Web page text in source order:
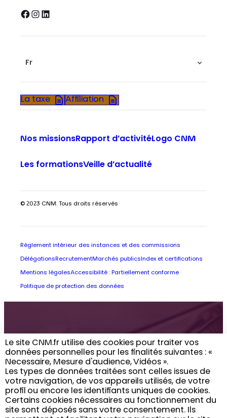
Le site CNM.fr utilise des cookies pour traiter vos
données personnelles pour les finalités suivantes : «
Necessaire, Mesure d'audience, Vidéos ». ​
Les types de données traitées sont celles issues de
votre navigation, de vos appareils utilisés, de votre
profil ou encore les identifiants uniques de cookies. ​
Certains cookies nécessaires au fonctionnement du
site sont déposés sans votre consentement. Ils
Facebook InstagramLinkedIn
Fr
La taxe Affiliation
Nos missionsRapport d’activitéLogo CNM
Les formationsVeille d’actualité
© 2023 CNM. Tous droits réservés
Règlement intérieur des instances et des commissions
Délégations RecrutementMarchés publics Index et certifications
Mentions légalesAccessibilité : Partiellement conforme
Politique de protection des données
Retrouvez toute
l’actualité du CNM
dans votre boîte
email